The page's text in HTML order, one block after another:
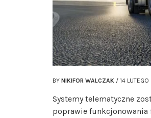
BY NIKIFOR WALCZAK / 14
Systemy telematyczne
poprawie funkcjonowania